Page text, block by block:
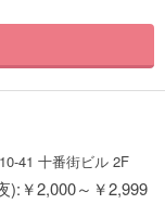
41 十番街ビル 2F
2,000～￥2,999